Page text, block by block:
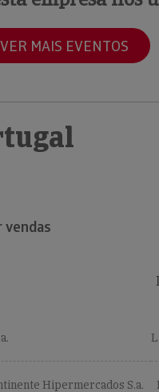
VER MAIS EVENTOS
vendas
Hipermercados S.a.